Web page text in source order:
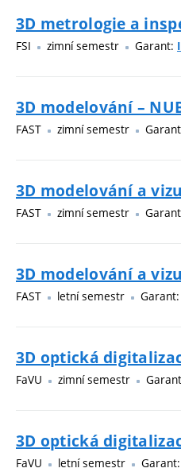
3D metrologie a
FSI zimní semestr Garant:
3D modelování –
FAST zimní semestr
3D modelování a
FAST zimní semestr
3D modelování a
FAST letní semestr Garant:
3D optická
FaVU zimní semestr
3D optická
FaVU letní semestr Garant: